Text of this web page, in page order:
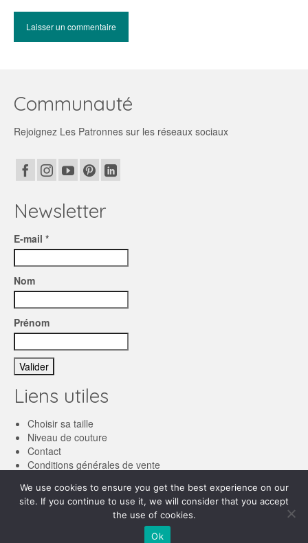
Communauté
Rejoignez Les Patronnes sur les réseaux sociaux
Newsletter
E-mail *
Nom
Prénom
Liens utiles
Choisir sa taille
Niveau de couture
Contact
Conditions générales de vente
We use cookies to ensure you get the best experience on our
site. If you continue to use it, we will consider that you accept
the use of cookies.
Ok